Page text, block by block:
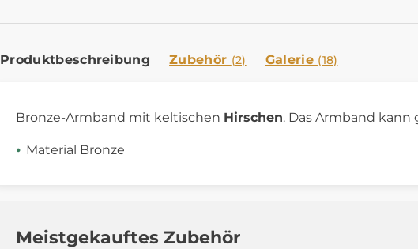
Produktbeschreibung Zubehör (2) Galerie (18)
Bronze-Armband mit keltischen Hirschen. Das Armband
Material Bronze
Meistgekauftes Zubehör